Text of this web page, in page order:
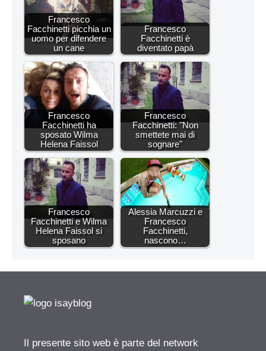
Francesco
Facchinetti picchia un
uomo per difendere
un cane
Francesco
Facchinetti è
diventato papà
Francesco
Facchinetti ha
sposato Wilma
Helena Faissol
Francesco
Facchinetti: "Non
smettete mai di
sognare"
Francesco
Facchinetti e Wilma
Helena Faissol si
sposano
Alessia Marcuzzi e
Francesco
Facchinetti,
nascono…
Il presente sito web è parte del network